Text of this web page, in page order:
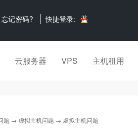
忘记密码? 快捷登录:
云服务器 VPS 主机租用
题 → 虚拟主机问题 → 虚拟主机问题